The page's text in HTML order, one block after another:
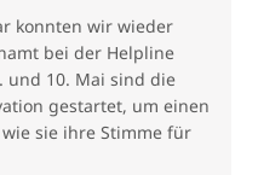
konnten wir wieder
bei der Helpline
und 10. Mai sind die
gestartet, um einen
sie ihre Stimme für